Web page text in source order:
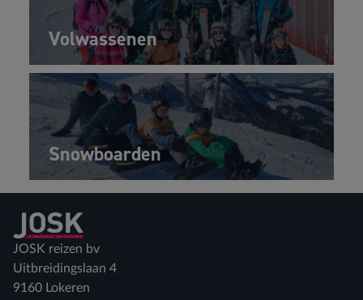
Volwassenen
Snowboarden
Terug naar home
JOSK reizen bv
Uitbreidingslaan 4
9160 Lokeren